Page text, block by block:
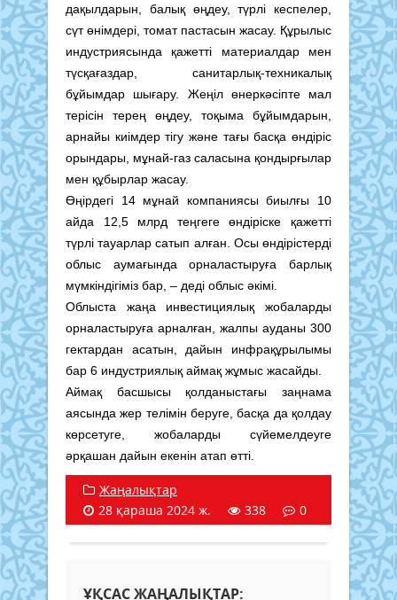
дақылдарын, балық өңдеу, түрлі кеспелер,
сүт өнімдері, томат пастасын жасау. Құрылыс
индустриясында қажетті материалдар мен
түсқағаздар, санитарлық-техникалық
бұйымдар шығару. Жеңіл өнеркәсіпте мал
терісін терең өңдеу, тоқыма бұйымдарын,
арнайы киімдер тігу және тағы басқа өндіріс
орындары, мұнай-газ саласына қондырғылар
мен құбырлар жасау.
Өңірдегі 14 мұнай компаниясы биылғы 10
айда 12,5 млрд теңгеге өндіріске қажетті
түрлі тауарлар сатып алған. Осы өндірістерді
облыс аумағында орналастыруға барлық
мүмкіндігіміз бар, – деді облыс әкімі.
Облыста жаңа инвестициялық жобаларды
орналастыруға арналған, жалпы ауданы 300
гектардан асатын, дайын инфрақұрылымы
бар 6 индустриялық аймақ жұмыс жасайды.
Аймақ басшысы қолданыстағы заңнама
аясында жер телімін беруге, басқа да қолдау
көрсетуге, жобаларды сүйемелдеуге
әрқашан дайын екенін атап өтті.
Жаңалықтар
28 қараша 2024 ж.
338 0
ҰҚСАС ЖАҢАЛЫҚТАР: